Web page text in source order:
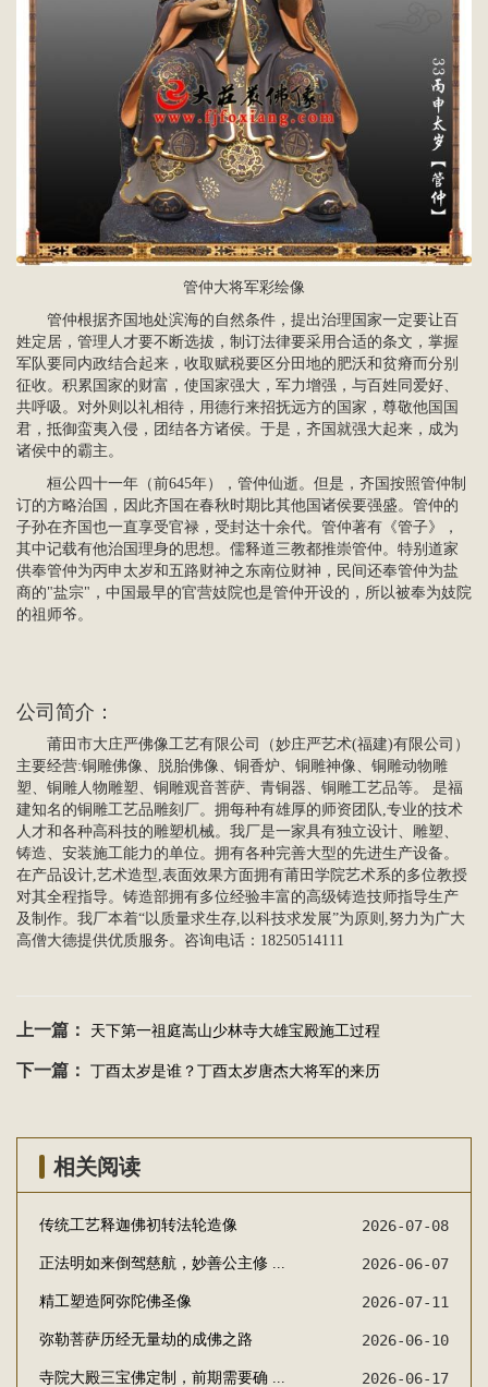
管仲大将军彩绘像
管仲根据齐国地处滨海的自然条件，提出治理国家一定要让百
姓定居，管理人才要不断选拔，制订法律要采用合适的条文，掌握
军队要同内政结合起来，收取赋税要区分田地的肥沃和贫瘠而分别
征收。积累国家的财富，使国家强大，军力增强，与百姓同爱好、
共呼吸。对外则以礼相待，用德行来招抚远方的国家，尊敬他国国
君，抵御蛮夷入侵，团结各方诸侯。于是，齐国就强大起来，成为
诸侯中的霸主。
桓公四十一年（前645年），管仲仙逝。但是，齐国按照管仲制
订的方略治国，因此齐国在春秋时期比其他国诸侯要强盛。管仲的
子孙在齐国也一直享受官禄，受封达十余代。管仲著有《管子》，
其中记载有他治国理身的思想。儒释道三教都推崇管仲。特别道家
供奉管仲为丙申太岁和 五路财神之东南位财神，民间还奉管仲为盐
商的"盐宗"，中国最早的官营妓院也是管仲开设的，所以被奉为妓院
的祖师爷。
公司简介 ：
莆田市大庄严佛像工艺有限公司（妙庄严艺术(福建)有限公司）
主要经营:铜雕佛像 、脱胎佛像、 铜香炉 、铜雕神像、铜雕动物雕
塑、铜雕 人物雕塑 铜雕观音菩萨 、青铜器、 铜雕工艺品等。 是福
建知名的铜雕工艺品雕刻厂。拥每种有雄厚的师资团队,专业的技术
人才和各种高科技的雕塑机械。我厂是一家具有独立设计、雕塑、
铸造、安装施工能力的单位。拥有各种完善大型的先进生产设备。
在产品设计,艺术造型,表面效果方面拥有莆田学院艺术系的多位教授
对其全程指导。铸造部拥有多位经验丰富的高级铸造技师指导生产
及制作。我厂本着“以质量求生存,以科技求发展”为原则,努力为广大
高僧大德提供优质服务。咨询电话：18250514111
上一篇： 天下第一祖庭嵩山少林寺大雄宝殿施工过程
下一篇： 丁酉太岁是谁？丁酉太岁唐杰大将军的来历
相关阅读
传统工艺释迦佛初转法轮造像 2026-07-08
正法明如来倒驾慈航，妙善公主修 ... 2026-06-07
精工塑造阿弥陀佛圣像 2026-07-11
弥勒菩萨历经无量劫的成佛之路 2026-06-10
寺院大殿三宝佛定制，前期需要确 ... 2026-06-17